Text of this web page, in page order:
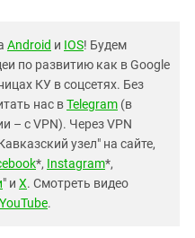
Android и IOS! Будем
по развитию как в Google
КУ в соцсетях. Без
нас вTelegram (в
– с VPN). Через VPN
узел" на сайте,
*, Instagram*,
" и X. Смотреть видео
YouTube.